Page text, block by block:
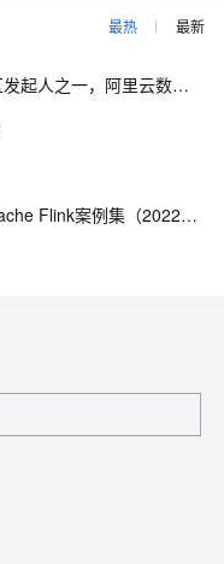
最热 最新
【大咖问答】对话PostgreSQL 中国社区发起人之一，阿里云数据库高级专家 德哥
【藏经阁一起读（27）】本周推荐《Apache Flink案例集（2022版）》，你有哪些心得？